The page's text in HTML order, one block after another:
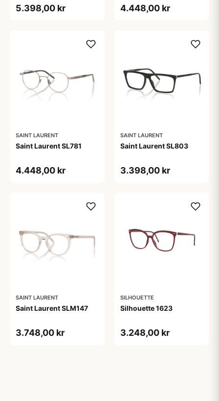
5.398,00 kr 4.448,00 kr
SAINT LAURENT
Saint Laurent SL781
4.448,00 kr
SAINT LAURENT
Saint Laurent SL803
3.398,00 kr
SAINT LAURENT
Saint Laurent SLM147
3.748,00 kr
SILHOUETTE
Silhouette 1623
3.248,00 kr